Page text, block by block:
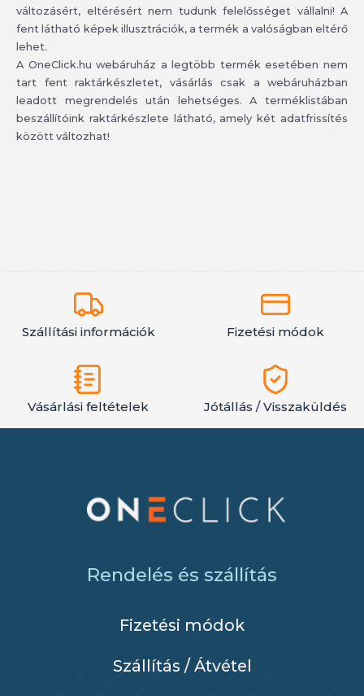
változásért, eltérésért nem tudunk felelősséget vállalni! A
fent látható képek illusztrációk, a termék a valóságban eltérő
lehet.
A OneClick.hu webáruház a legtöbb termék esetében nem
tart fent raktárkészletet, vásárlás csak a webáruházban
leadott megrendelés után lehetséges. A terméklistában
beszállítóink raktárkészlete látható, amely két adatfrissítés
között változhat!
Szállítási információk Fizetési módok
Vásárlási feltételek Jótállás / Visszaküldés
Rendelés és szállítás
Fizetési módok
Szállítás / Átvétel